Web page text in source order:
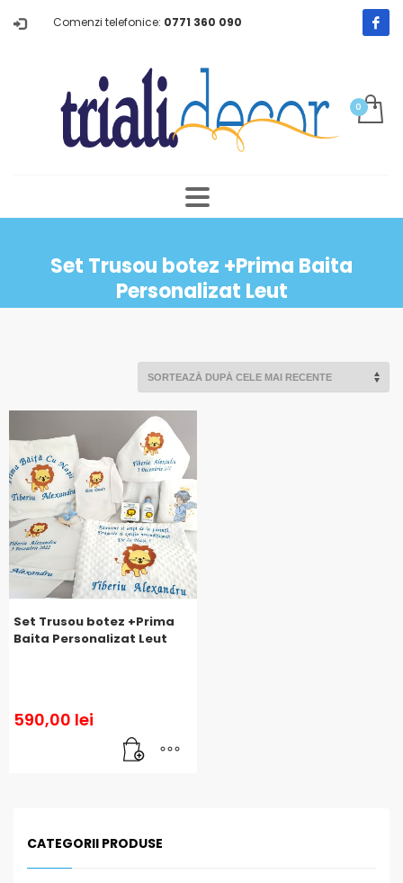
Comenzi telefonice: 0771 360 090
Set Trusou botez +Prima Baita
Personalizat Leut
Set Trusou botez +Prima
Baita Personalizat Leut
590,00 lei
CATEGORII PRODUSE